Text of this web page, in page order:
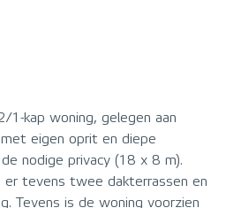
1-kap woning, gelegen aan
eigen oprit en diepe
nodige privacy (18 x 8 m).
er tevens twee dakterrassen en
Tevens is de woning voorzien